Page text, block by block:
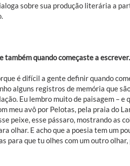
sobre sua produção literária a
também quando começaste a escrever.
é difícil a gente definir quando
alguns registros de memória que
Eu lembro muito de paisagem – e
meu avô por Pelotas, pela praia do
peixe, esse pássaro, mostrando as
olhar. E acho que a poesia tem um
para que tu olhes com um outro